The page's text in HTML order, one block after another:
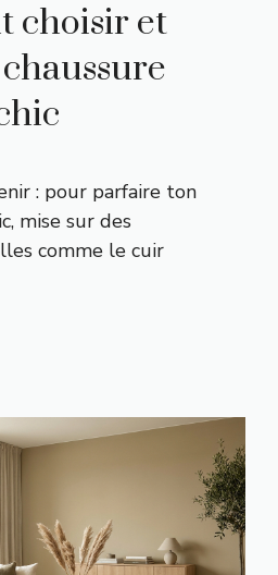
choisir et
: pour parfaire ton
mise sur des
comme le cuir